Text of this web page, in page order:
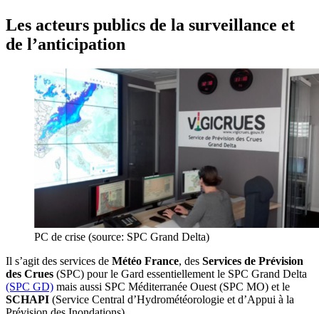
Les acteurs publics de la surveillance et
de l’anticipation
PC de crise (source: SPC Grand Delta)
Il s’agit des services de Météo France, des Services de Prévision
des Crues (SPC) pour le Gard essentiellement le SPC Grand Delta
(SPC GD) mais aussi SPC Méditerranée Ouest (SPC MO) et le
SCHAPI (Service Central d’Hydrométéorologie et d’Appui à la